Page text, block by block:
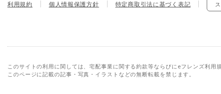
利用規約 個人情報保護方針 特定商取引法に基づく表記
このサイトの利用に関しては、宅配事業に関する約款等ならびにeフレンズ利用
このページに記載の記事・写真・イラストなどの無断転載を禁じます。